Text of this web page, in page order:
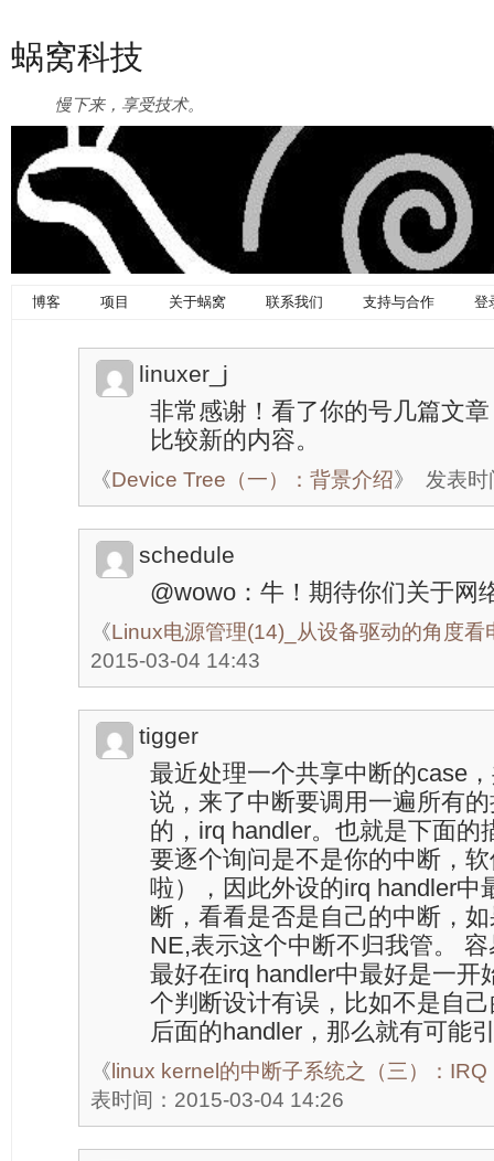
蜗窝科技
慢下来，享受技术。
博客 项目 关于蜗窝 联系我们 支持与合作 登
linuxer_j
非常感谢！看了你的号几篇文
比较新的内容。
《Device Tree（一）：背景介绍》 发表
schedule
@wowo：牛！期待你们关于网
《Linux电源管理(14)_从设备驱动的角度看
2015-03-04 14:43
tigger
最近处理一个共享中断的case
说，来了中断要调用一遍所有
的，irq handler。也就是下面的
要逐个询问是不是你的中断，
啦），因此外设的irq handler中
断，看看是否是自己的中断，
NE,表示这个中断不归我管。
最好在irq handler中最好是一开
个判断设计有误，比如不是自
后面的handler，那么就有可能
《 linux kernel的中断子系统之（三）：
表时间：2015-03-04 14:26